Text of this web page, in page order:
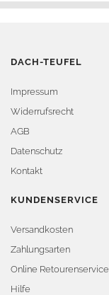
DACH-TEUFEL
Impressum
Widerrufsrecht
AGB
Datenschutz
Kontakt
KUNDENSERVICE
Versandkosten
Zahlungsarten
Online Retourenservice
Hilfe